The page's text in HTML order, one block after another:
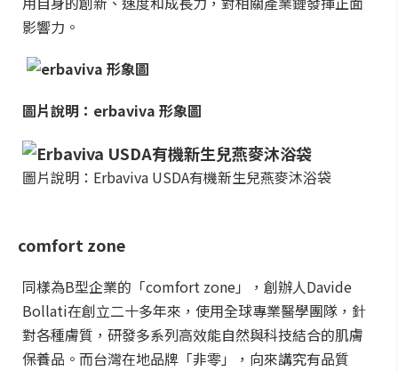
影響力。
圖片說明：erbaviva 形象圖
圖片說明：Erbaviva USDA有機新生兒燕麥沐浴袋
comfort zone
同樣為B型企業的「comfort zone」，創辦人Davide
Bollati在創立二十多年來，使用全球專業醫學團隊，針
對各種膚質，研發多系列高效能自然與科技結合的肌膚
保養品。而台灣在地品牌「非零」，向來講究有品質